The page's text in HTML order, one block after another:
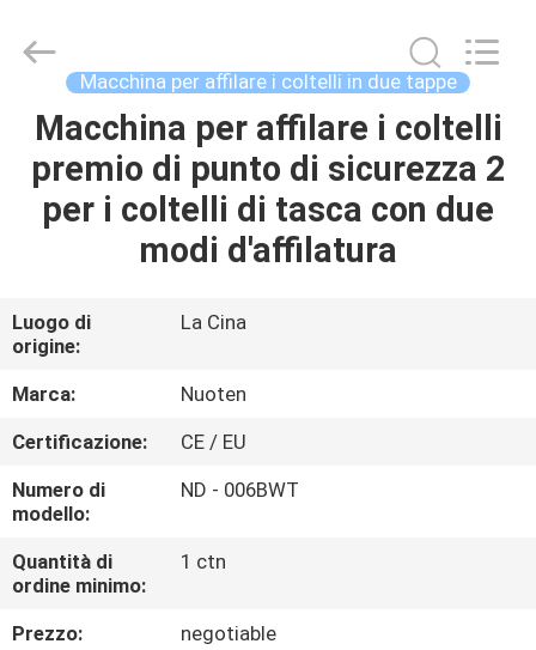
CASA.
PRODOTTI
SU
DI
NOI
VISITA
DELLA
FABBRICA
Norton
Electric
Macchina per affilare i coltelli in due tappe
Macchina per affilare i coltelli
premio di punto di sicurezza 2
per i coltelli di tasca con due
modi d'affilatura
Luogo di
origine:
La Cina
Marca:
Nuoten
Certificazione:
CE / EU
Numero di
modello:
ND - 006BWT
Quantità di
ordine minimo:
1 ctn
Prezzo:
negotiable